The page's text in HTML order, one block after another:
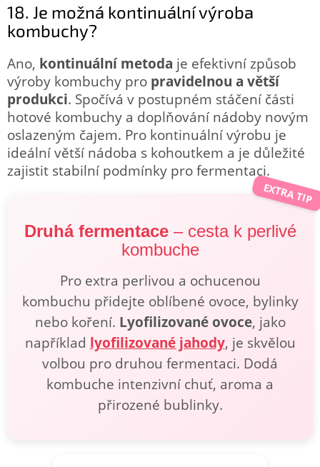
18. Je možná kontinuální výroba
kombuchy?
Ano, kontinuální metoda je efektivní způsob
výroby kombuchy pro pravidelnou a větší
produkci. Spočívá v postupném stáčení části
hotové kombuchy a doplňování nádoby novým
oslazeným čajem. Pro kontinuální výrobu je
ideální větší nádoba s kohoutkem a je důležité
zajistit stabilní podmínky pro fermentaci.
EXTRA TIP
Druhá fermentace – cesta k perlivé
kombuche
Pro extra perlivou a ochucenou
kombuchu přidejte oblíbené ovoce, bylinky
nebo koření. Lyofilizované ovoce, jako
například lyofilizované jahody, je skvělou
volbou pro druhou fermentaci. Dodá
kombuche intenzivní chuť, aroma a
přirozené bublinky.